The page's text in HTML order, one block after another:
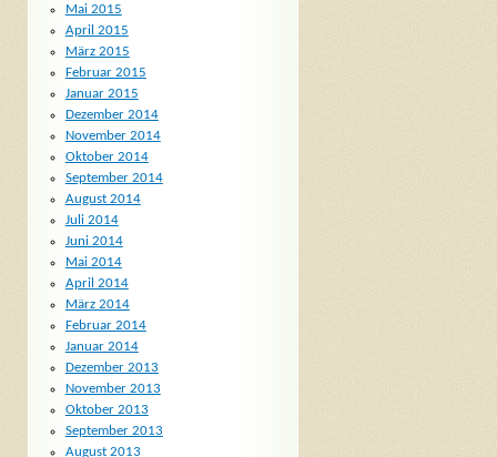
Mai 2015
April 2015
März 2015
Februar 2015
Januar 2015
Dezember 2014
November 2014
Oktober 2014
September 2014
August 2014
Juli 2014
Juni 2014
Mai 2014
April 2014
März 2014
Februar 2014
Januar 2014
Dezember 2013
November 2013
Oktober 2013
September 2013
August 2013